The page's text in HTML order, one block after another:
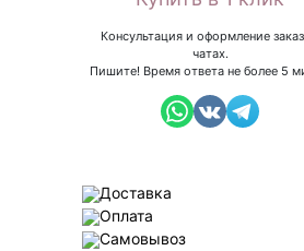
Консультация и оформление
чатах.
Пишите! Время ответа не более 5
Доставка
Оплата
Самовывоз